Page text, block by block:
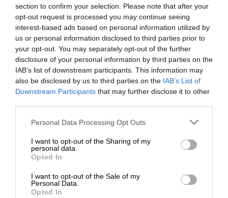
section to confirm your selection. Please note that after your
opt-out request is processed you may continue seeing
interest-based ads based on personal information utilized by
us or personal information disclosed to third parties prior to
your opt-out. You may separately opt-out of the further
disclosure of your personal information by third parties on the
IAB’s list of downstream participants. This information may
also be disclosed by us to third parties on the IAB’s List of
Downstream Participants that may further disclose it to other
Personal Data Processing Opt Outs
I want to opt-out of the Sharing of my
personal data.
Opted In
I want to opt-out of the Sale of my
Personal Data.
Opted In
KATEGORIE
SZYBKI KONTAKT
POLECANE
WYŚLIJ ZAPYTANIE
Zapytaj o